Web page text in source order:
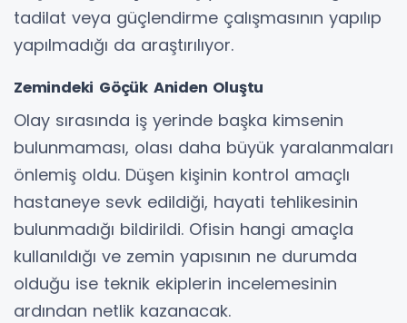
tadilat veya güçlendirme çalışmasının yapılıp
yapılmadığı da araştırılıyor.
Zemindeki Göçük Aniden Oluştu
Olay sırasında iş yerinde başka kimsenin
bulunmaması, olası daha büyük yaralanmaları
önlemiş oldu. Düşen kişinin kontrol amaçlı
hastaneye sevk edildiği, hayati tehlikesinin
bulunmadığı bildirildi. Ofisin hangi amaçla
kullanıldığı ve zemin yapısının ne durumda
olduğu ise teknik ekiplerin incelemesinin
ardından netlik kazanacak.